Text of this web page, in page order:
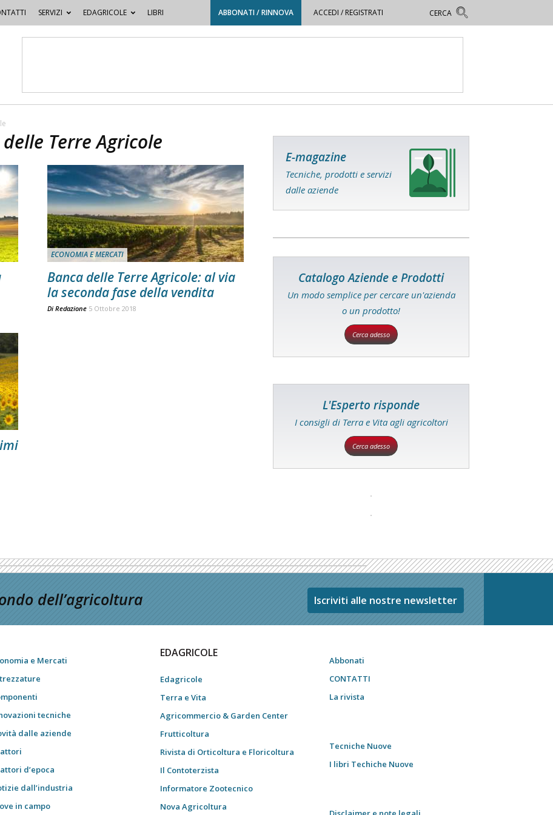
SERVIZI EDAGRICOLE LIBRI ABBONATI / RINNOVA ACCEDI / REGISTRATI
Terre Agricole
ECONOMIA E MERCATI
Banca delle Terre Agricole: al via
la seconda fase della vendita
Di Redazione 5 Ottobre 2018
E-magazine
Tecniche, prodotti e servizi
dalle aziende
Catalogo Aziende e Prodotti
Un modo semplice per cercare un'azienda
o un prodotto!
Cerca adesso
L'Esperto risponde
I consigli di Terra e Vita agli agricoltori
Cerca adesso
dell’agricoltura Iscriviti alle nostre newsletter
e Mercati
tecniche
dalle aziende
d’epoca
dall’industria
in campo
EDAGRICOLE
Edagricole
Terra e Vita
Agricommercio & Garden Center
Frutticoltura
Rivista di Orticoltura e Floricoltura
Il Contoterzista
Informatore Zootecnico
Nova Agricoltura
Abbonati
CONTATTI
La rivista
Tecniche Nuove
I libri Techiche Nuove